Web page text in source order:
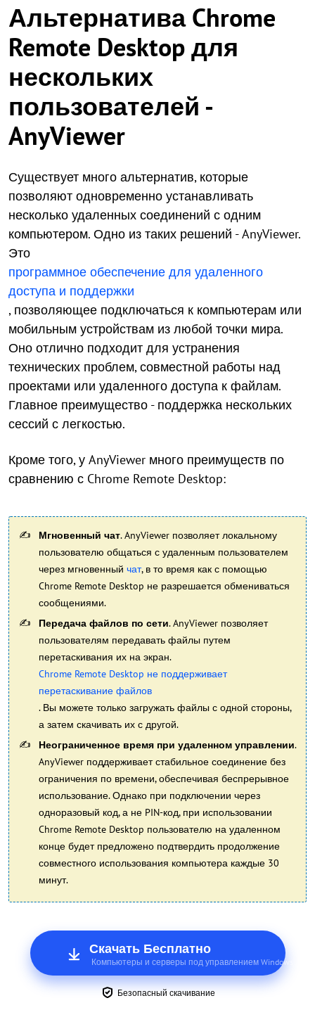
Альтернатива Chrome
Remote Desktop для
нескольких
пользователей -
AnyViewer
Существует много альтернатив, которые
позволяют одновременно устанавливать
несколько удаленных соединений с одним
компьютером. Одно из таких решений - AnyViewer.
Это
программное обеспечение для удаленного
доступа и поддержки
, позволяющее подключаться к компьютерам или
мобильным устройствам из любой точки мира.
Оно отлично подходит для устранения
технических проблем, совместной работы над
проектами или удаленного доступа к файлам.
Главное преимущество - поддержка нескольких
сессий с легкостью.
Кроме того, у AnyViewer много преимуществ по
сравнению с Chrome Remote Desktop:
Мгновенный чат. AnyViewer позволяет локальному
пользователю общаться с удаленным пользователем
через мгновенный чат, в то время как с помощью
Chrome Remote Desktop не разрешается обмениваться
сообщениями.
Передача файлов по сети. AnyViewer позволяет
пользователям передавать файлы путем
перетаскивания их на экран.
Chrome Remote Desktop не поддерживает
перетаскивание файлов
. Вы можете только загружать файлы с одной стороны,
а затем скачивать их с другой.
Неограниченное время при удаленном управлении.
AnyViewer поддерживает стабильное соединение без
ограничения по времени, обеспечивая беспрерывное
использование. Однако при подключении через
одноразовый код, а не PIN-код, при использовании
Chrome Remote Desktop пользователю на удаленном
конце будет предложено подтвердить продолжение
совместного использования компьютера каждые 30
минут.
Скачать Бесплатно
Компьютеры и серверы под управлением Windows
Безопасный скачивание